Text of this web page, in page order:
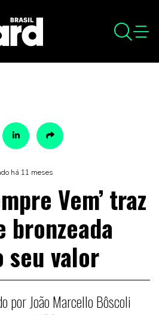
há 11 meses
Vem’ traz
bronzeada
seu valor
por João Marcello Bôscoli